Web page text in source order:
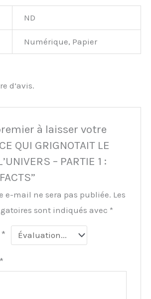
ND
Numérique, Papier
d’avis.
à laisser votre
QUI GRIGNOTAIT LE
– PARTIE 1 :
e-mail ne sera pas publiée. Les
sont indiqués avec *
*
*